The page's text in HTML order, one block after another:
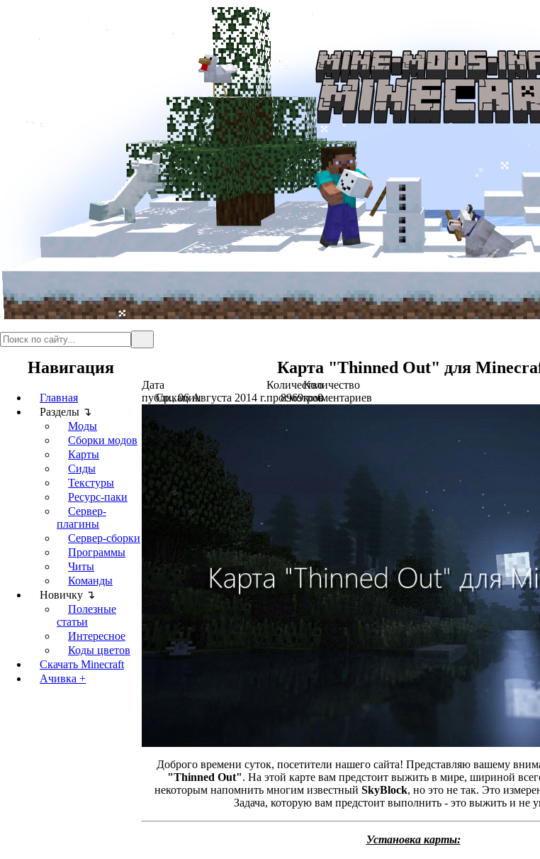
Навигация
Главная
Разделы ↴
Моды
Сборки модов
Карты
Сиды
Текстуры
Ресурс-паки
Сервер-
плагины
Сервер-сборки
Программы
Читы
Команды
Новичку ↴
Полезные
статьи
Интересное
Коды цветов
Скачать Minecraft
Ачивка +
Карта "Thinned Out" для
Дата
публикации
Ср., 06 Августа 2014 г.
Количество
просмотров
8969
Количество
комментариев
0
Доброго времени суток, посетители нашего сайта! Представляю вашему
"Thinned Out". На этой карте вам предстоит выжить в мире, шириной
некоторым напомнить многим известный SkyBlock, но это не так. Это
Задача, которую вам предстоит выполнить - это выжить и не
Установка карты: